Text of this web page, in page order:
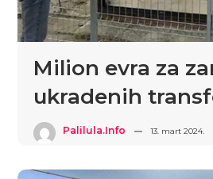
Milion evra za
ukradenih
Palilula.info 13. mart 2024.